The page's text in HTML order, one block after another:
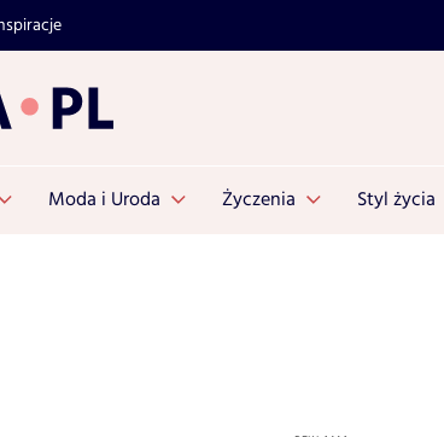
Moda i Uroda Życzenia Styl życia